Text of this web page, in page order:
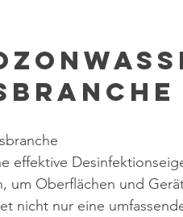
effektive
um Oberflächen und
nicht nur eine